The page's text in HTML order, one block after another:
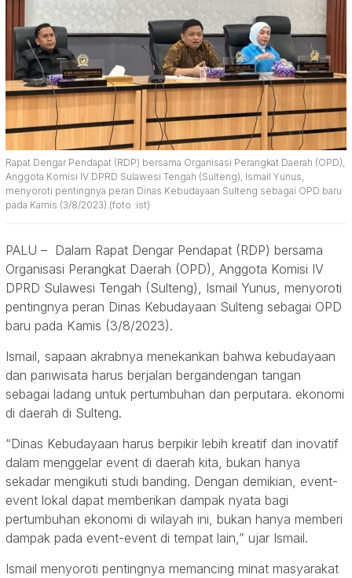
Rapat Dengar Pendapat (RDP) bersama Organisasi Perangkat Daerah (OPD),
Anggota Komisi IV DPRD Sulawesi Tengah (Sulteng), Ismail Yunus,
menyoroti pentingnya peran Dinas Kebudayaan Sulteng sebagai OPD baru
pada Kamis (3/8/2023).(foto :ist)
PALU – Dalam Rapat Dengar Pendapat (RDP) bersama
Organisasi Perangkat Daerah (OPD), Anggota Komisi IV
DPRD Sulawesi Tengah (Sulteng), Ismail Yunus, menyoroti
pentingnya peran Dinas Kebudayaan Sulteng sebagai OPD
baru pada Kamis (3/8/2023).
Ismail, sapaan akrabnya menekankan bahwa kebudayaan
dan pariwisata harus berjalan bergandengan tangan
sebagai ladang untuk pertumbuhan dan perputara. ekonomi
di daerah di Sulteng.
“Dinas Kebudayaan harus berpikir lebih kreatif dan inovatif
dalam menggelar event di daerah kita, bukan hanya
sekadar mengikuti studi banding. Dengan demikian, event-
event lokal dapat memberikan dampak nyata bagi
pertumbuhan ekonomi di wilayah ini, bukan hanya memberi
dampak pada event-event di tempat lain,” ujar Ismail.
Ismail menyoroti pentingnya memancing minat masyarakat